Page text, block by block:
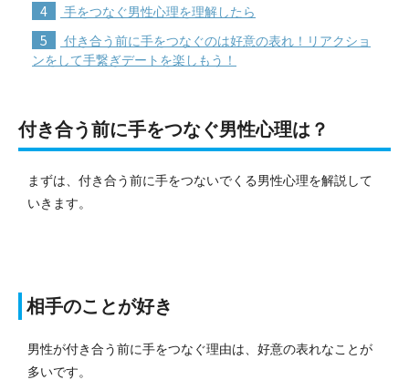
4 手をつなぐ男性心理を理解したら
5
付き合う前に手をつなぐのは好意の表れ！リアクショ
ンをして手繋ぎデートを楽しもう！
付き合う前に手をつなぐ男性心理は？
まずは、付き合う前に手をつないでくる男性心理を解説して
いきます。
相手のことが好き
男性が付き合う前に手をつなぐ理由は、好意の表れなことが
多いです。